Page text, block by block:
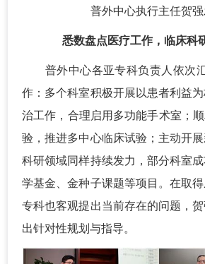
普外中心执行主任贺
悉数盘点医疗工作，临床科
普外中心各亚专科负责人依次汇
作：多个科室积极开展以患者利益
治工作，合理启用多功能手术室；
验，推进多中心临床试验；主动开展
科研领域同样持续发力，部分科室
学基金、金种子课题等项目。在取
专科也客观提出当前存在的问题，
出针对性规划与指导。